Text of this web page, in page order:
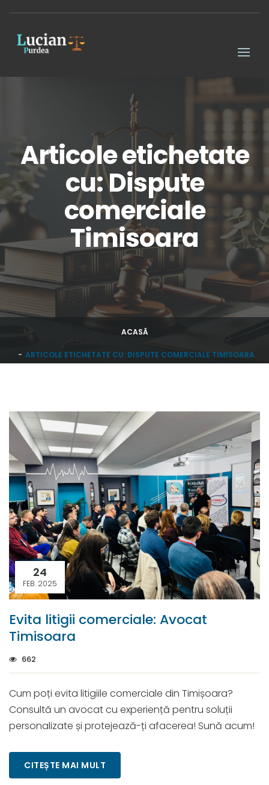
Articole etichetate
cu: Dispute
comerciale
Timisoara
ACASĂ
ARTICOLE ETICHETATE CU: DISPUTE COMERCIALE TIMISOARA
24
FEB. 2025
Evita litigii comerciale: Avocat
Timisoara
662
Cum poți evita litigiile comerciale din Timișoara?
Consultă un avocat cu experiență pentru soluții
personalizate și protejează-ți afacerea! Sună acum!
CITEȘTE MAI MULT